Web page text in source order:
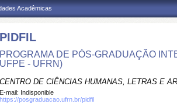
Acadêmicas
PIDFIL
PROGRAMA DE PÓS-GRADUAÇÃO
UFPE - UFRN)
CENTRO DE CIÊNCIAS HUMANAS, LETRAS E
E-mail: Indisponible
https://posgraduacao.ufrn.br/pidfil